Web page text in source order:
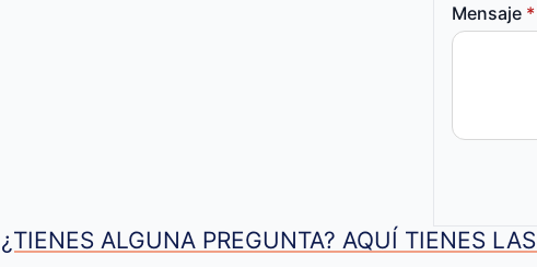
Mensaje *
¿TIENES ALGUNA PREGUNTA? AQUÍ TIENES